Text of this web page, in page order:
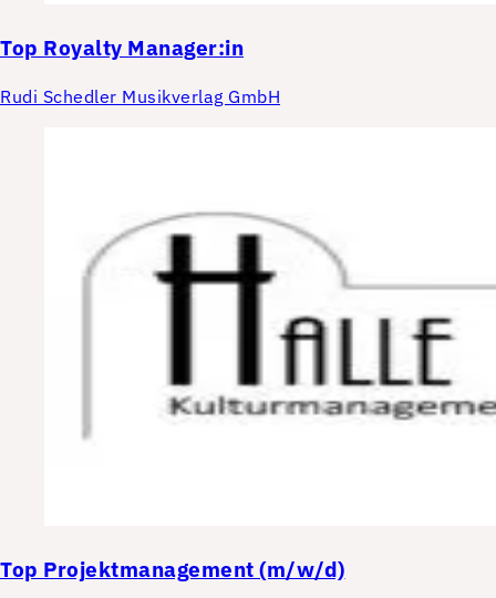
Top Royalty Manager:in
Rudi Schedler Musikverlag GmbH
Top Projektmanagement (m/w/d)